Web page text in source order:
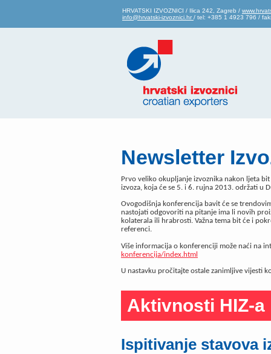
HRVATSKI IZVOZNICI / Ilica 242, Zagreb /
info@hrvatski-izvoznici.hr / tel: +385 1 4923 796 /
Newsletter
Prvo veliko okupljanje izvoznika nakon ljeta
izvoza, koja će se 5. i 6. rujna 2013. održati u
Ovogodišnja konferencija bavit će se
nastojati odgovoriti na pitanje ima li novih
kolaterala ili hrabrosti. Važna tema bit će i
referenci.
Više informacija o konferenciji može naći na
konferencija/index.html
U nastavku pročitajte ostale zanimljive vijesti
Aktivnosti HIZ-a
Ispitivanje stavova